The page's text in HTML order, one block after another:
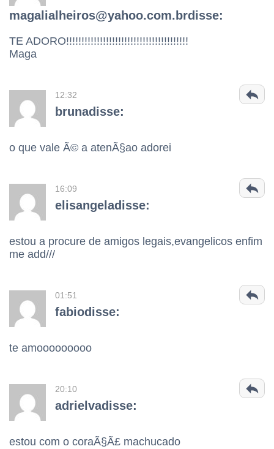
magalialheiros@yahoo.com.brdisse:
TE ADORO!!!!!!!!!!!!!!!!!!!!!!!!!!!!!!!!!!!!!!!!
Maga
12:32
brunadisse:
o que vale Ã© a atenÃ§ao adorei
16:09
elisangeladisse:
estou a procure de amigos legais,evangelicos enfim
me add///
01:51
fabiodisse:
te amooooooooo
20:10
adrielvadisse:
estou com o coraÃ§Ã£ machucado